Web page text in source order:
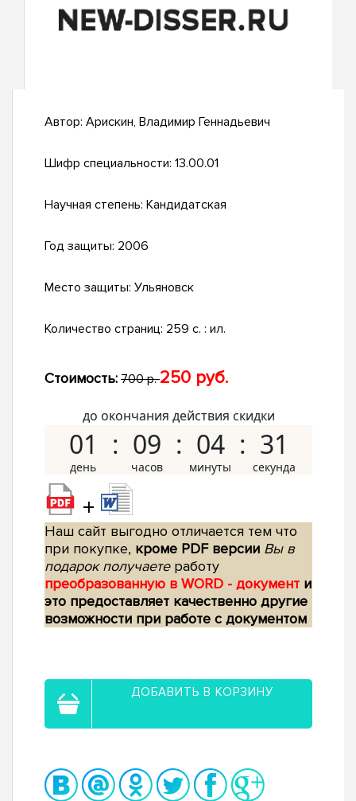
Автор: Арискин, Владимир Геннадьевич
Шифр специальности: 13.00.01
Научная степень: Кандидатская
Год защиты: 2006
Место защиты: Ульяновск
Количество страниц: 259 с. : ил.
Стоимость: 700 р.250 руб.
до окончания действия скидки
01 09 04 30
+
Наш сайт выгодно отличается тем что
при покупке, кроме PDF версии Вы в
подарок получаетеработу
преобразованную в WORD - документ и
это предоставляет качественно другие
возможности при работе с документом
ДОБАВИТЬ В КОРЗИНУ